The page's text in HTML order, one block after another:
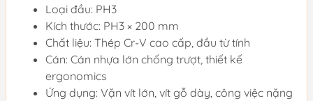
Loại đầu: PH3
Kích thước: PH3 × 200 mm
Chất liệu: Thép Cr-V cao cấp, đầu từ tính
Cán: Cán nhựa lớn chống trượt, thiết kế
ergonomics
Ứng dụng: Vặn vít lớn, vít gỗ dày, công việc nặng